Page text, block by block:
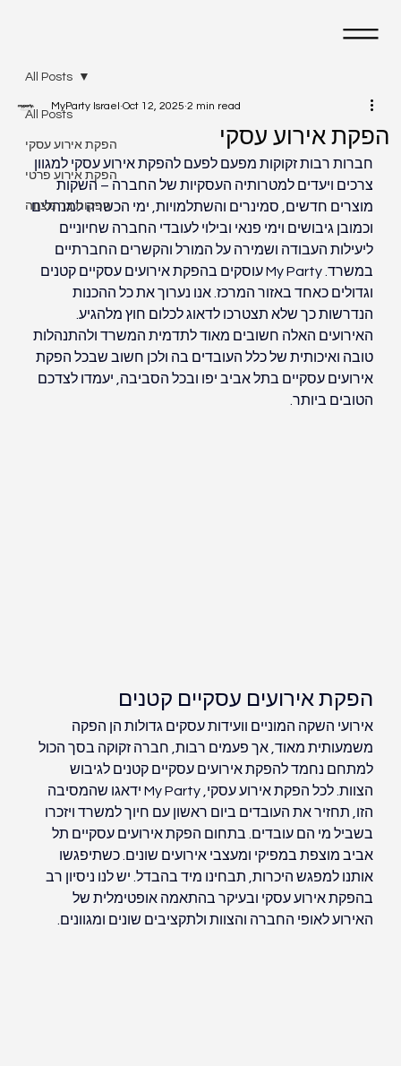
All Posts
הפקת אירוע עסקי
הפקת אירוע פרטי
הפקות בר מצווה
All Posts
הפקת אירוע עסקי
MyParty Israel Oct 12, 2025 2 min read
חברות רבות זקוקות מפעם לפעם להפקת אירוע עסקי למגוון
צרכים ויעדים למטרותיה העסקיות של החברה – השקות
מוצרים חדשים, סמינרים והשתלמויות, ימי הכשרה למנהלים
וכמובן גיבושים וימי פנאי ובילוי לעובדי החברה שחיוניים
ליעילות העבודה ושמירה על המורל והקשרים החברתיים
במשרד. My Party עוסקים בהפקת אירועים עסקיים קטנים
וגדולים כאחד באזור המרכז. אנו נערוך את כל ההכנות
הנדרשות כך שלא תצטרכו לדאוג לכלום חוץ מלהגיע.
האירועים האלה חשובים מאוד לתדמית המשרד ולהתנהלות
טובה ואיכותית של כלל העובדים בה ולכן חשוב שבכל הפקת
אירועים עסקיים בתל אביב יפו ובכל הסביבה, יעמדו לצדכם
הטובים ביותר.
הפקת אירועים עסקיים קטנים
אירועי השקה המוניים וועידות עסקים גדולות הן הפקה
משמעותית מאוד, אך פעמים רבות, חברה זקוקה בסך הכול
למתחם נחמד להפקת אירועים עסקיים קטנים לגיבוש
הצוות. לכל הפקת אירוע עסקי, My Party ידאגו שהמסיבה
הזו, תחזיר את העובדים ביום ראשון עם חיוך למשרד ויזכרו
בשביל מי הם עובדים. בתחום הפקת אירועים עסקיים תל
אביב מוצפת במפיקי ומעצבי אירועים שונים. כשתיפגשו
אותנו למפגש היכרות, תבחינו מיד בהבדל. יש לנו ניסיון רב
בהפקת אירוע עסקי ובעיקר בהתאמה אופטימלית של
האירוע לאופי החברה והצוות ולתקציבים שונים ומגוונים.